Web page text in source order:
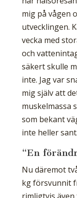
mig på vågen
utvecklingen.
vecka med
och
säkert skulle
inte. Jag var
mig själv att
muskelmassa
som bekant
inte heller
“En
Nu däremot
kg försvunnit